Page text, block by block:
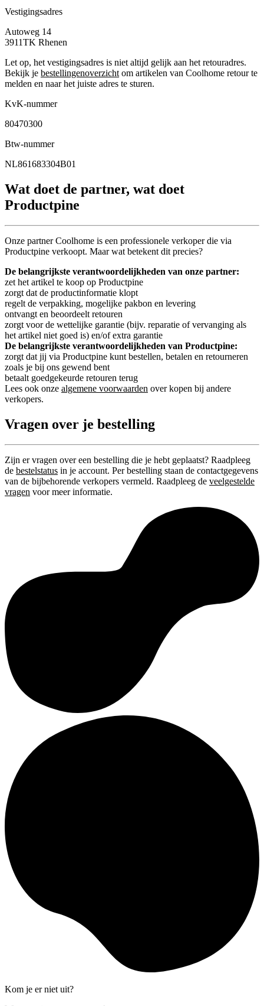
Vestigingsadres
Autoweg 14
3911TK Rhenen
Let op, het vestigingsadres is niet altijd gelijk aan het retouradres.
Bekijk je bestellingenoverzicht om artikelen van Coolhome retour te
melden en naar het juiste adres te sturen.
KvK-nummer
80470300
Btw-nummer
NL861683304B01
Wat doet de partner, wat doet
Productpine
Onze partner Coolhome is een professionele verkoper die via
Productpine verkoopt. Maar wat betekent dit precies?
De belangrijkste verantwoordelijkheden van onze partner:
zet het artikel te koop op Productpine
zorgt dat de productinformatie klopt
regelt de verpakking, mogelijke pakbon en levering
ontvangt en beoordeelt retouren
zorgt voor de wettelijke garantie (bijv. reparatie of vervanging als
het artikel niet goed is) en/of extra garantie
De belangrijkste verantwoordelijkheden van Productpine:
zorgt dat jij via Productpine kunt bestellen, betalen en retourneren
zoals je bij ons gewend bent
betaalt goedgekeurde retouren terug
Lees ook onze algemene voorwaarden over kopen bij andere
verkopers.
Vragen over je bestelling
Zijn er vragen over een bestelling die je hebt geplaatst? Raadpleeg
de bestelstatus in je account. Per bestelling staan de contactgegevens
van de bijbehorende verkopers vermeld. Raadpleeg de veelgestelde
vragen voor meer informatie.
Kom je er niet uit?